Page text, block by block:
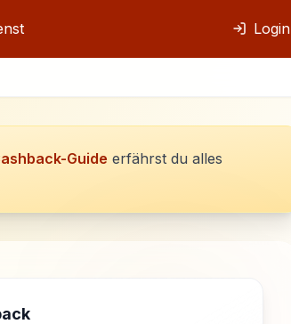
Login
Guide erfährst du alles